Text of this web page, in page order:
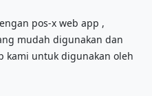
pos-x web app ,
mudah digunakan dan
kami untuk digunakan oleh